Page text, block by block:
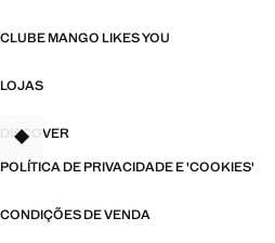
CLUBE MANGO LIKES YOU
LOJAS
DISCOVER
POLÍTICA DE PRIVACIDADE E 'COOKIES'
CONDIÇÕES DE VENDA